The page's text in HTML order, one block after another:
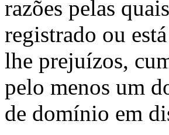
razões pelas
registrado ou
lhe prejuízos,
pelo menos um
de domínio em